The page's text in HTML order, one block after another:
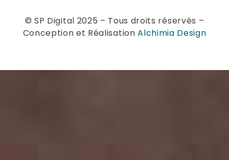
© SP Digital 2025 – Tous droits réservés –
Conception et RéalisationAlchimia Design